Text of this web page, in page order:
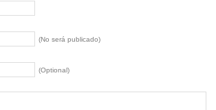
(No será publicado)
(Optional)